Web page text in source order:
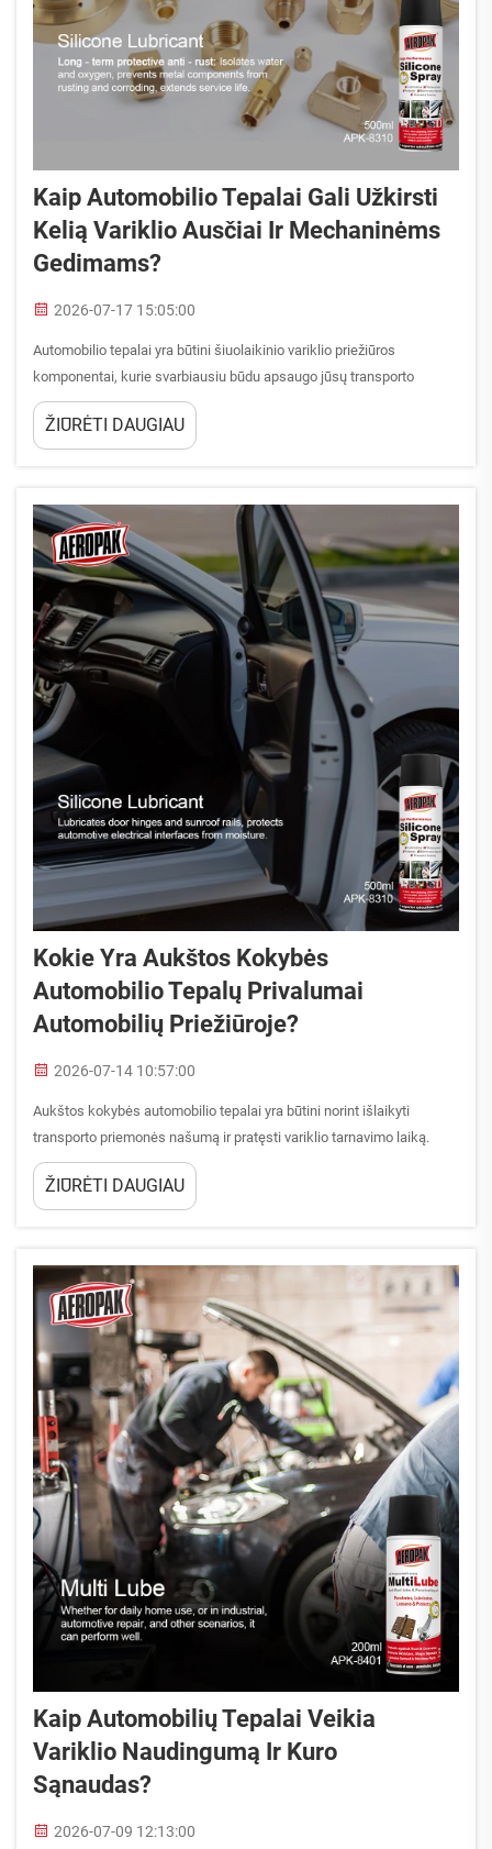
Kaip Automobilio Tepalai Gali Užkirsti
Kelią Variklio Ausčiai Ir Mechaninėms
Gedimams?
2026-07-17 15:05:00
Automobilio tepalai yra būtini šiuolaikinio variklio priežiūros
komponentai, kurie svarbiausiu būdu apsaugo jūsų transporto
priemonę nuo brangių pažeidimų ir per anksto įvykusių gedimų.
Supratimas, kaip automobilio tepalai veikia, kad užkirstų kelią
ŽIŪRĖTI DAUGIAU
Kokie Yra Aukštos Kokybės
Automobilio Tepalų Privalumai
Automobilių Priežiūroje?
2026-07-14 10:57:00
Aukštos kokybės automobilio tepalai yra būtini norint išlaikyti
transporto priemonės našumą ir pratęsti variklio tarnavimo laiką.
Aukštos kokybės automobilio tepalai apsaugo kritinius variklio
komponentus nuo ausčios, sumažina trintį ir gerina kuro naudingumo
ŽIŪRĖTI DAUGIAU
Kaip Automobilių Tepalai Veikia
Variklio Naudingumą Ir Kuro
Sąnaudas?
2026-07-09 12:13:00